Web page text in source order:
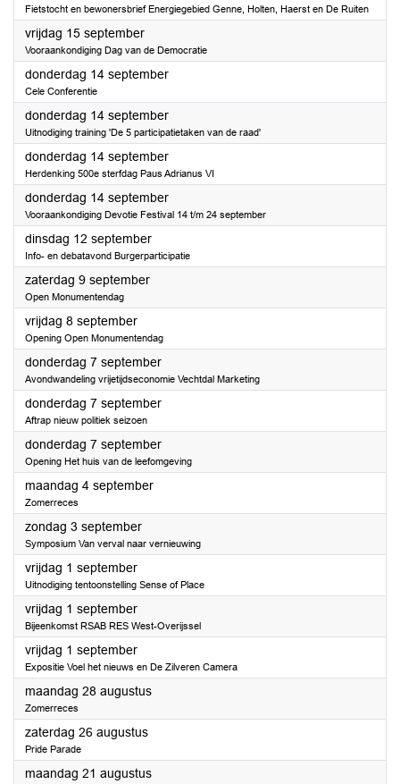
Fietstocht en bewonersbrief Energiegebied Genne, Holten, Haerst en De Ruiten
vrijdag 15 september2023
Vooraankondiging Dag van de Democratie
donderdag 14 september2023
Cele Conferentie
donderdag 14 september2023
Uitnodiging training 'De 5 participatietaken van de raad'
donderdag 14 september2023
Herdenking 500e sterfdag Paus Adrianus VI
donderdag 14 september2023
Vooraankondiging Devotie Festival 14 t/m 24 september
dinsdag 12 september2023
Info- en debatavond Burgerparticipatie
zaterdag 9 september2023
Open Monumentendag
vrijdag 8 september2023
Opening Open Monumentendag
donderdag 7 september2023
Avondwandeling vrijetijdseconomie Vechtdal Marketing
donderdag 7 september2023
Aftrap nieuw politiek seizoen
donderdag 7 september2023
Opening Het huis van de leefomgeving
maandag 4 september2023
Zomerreces
zondag 3 september2023
Symposium Van verval naar vernieuwing
vrijdag 1 september2023
Uitnodiging tentoonstelling Sense of Place
vrijdag 1 september2023
Bijeenkomst RSAB RES West-Overijssel
vrijdag 1 september2023
Expositie Voel het nieuws en De Zilveren Camera
maandag 28 augustus2023
Zomerreces
zaterdag 26 augustus2023
Pride Parade
maandag 21 augustus2023